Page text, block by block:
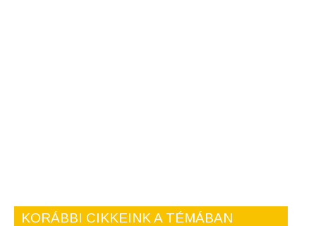
KORÁBBI CIKKEINK A TÉMÁBAN